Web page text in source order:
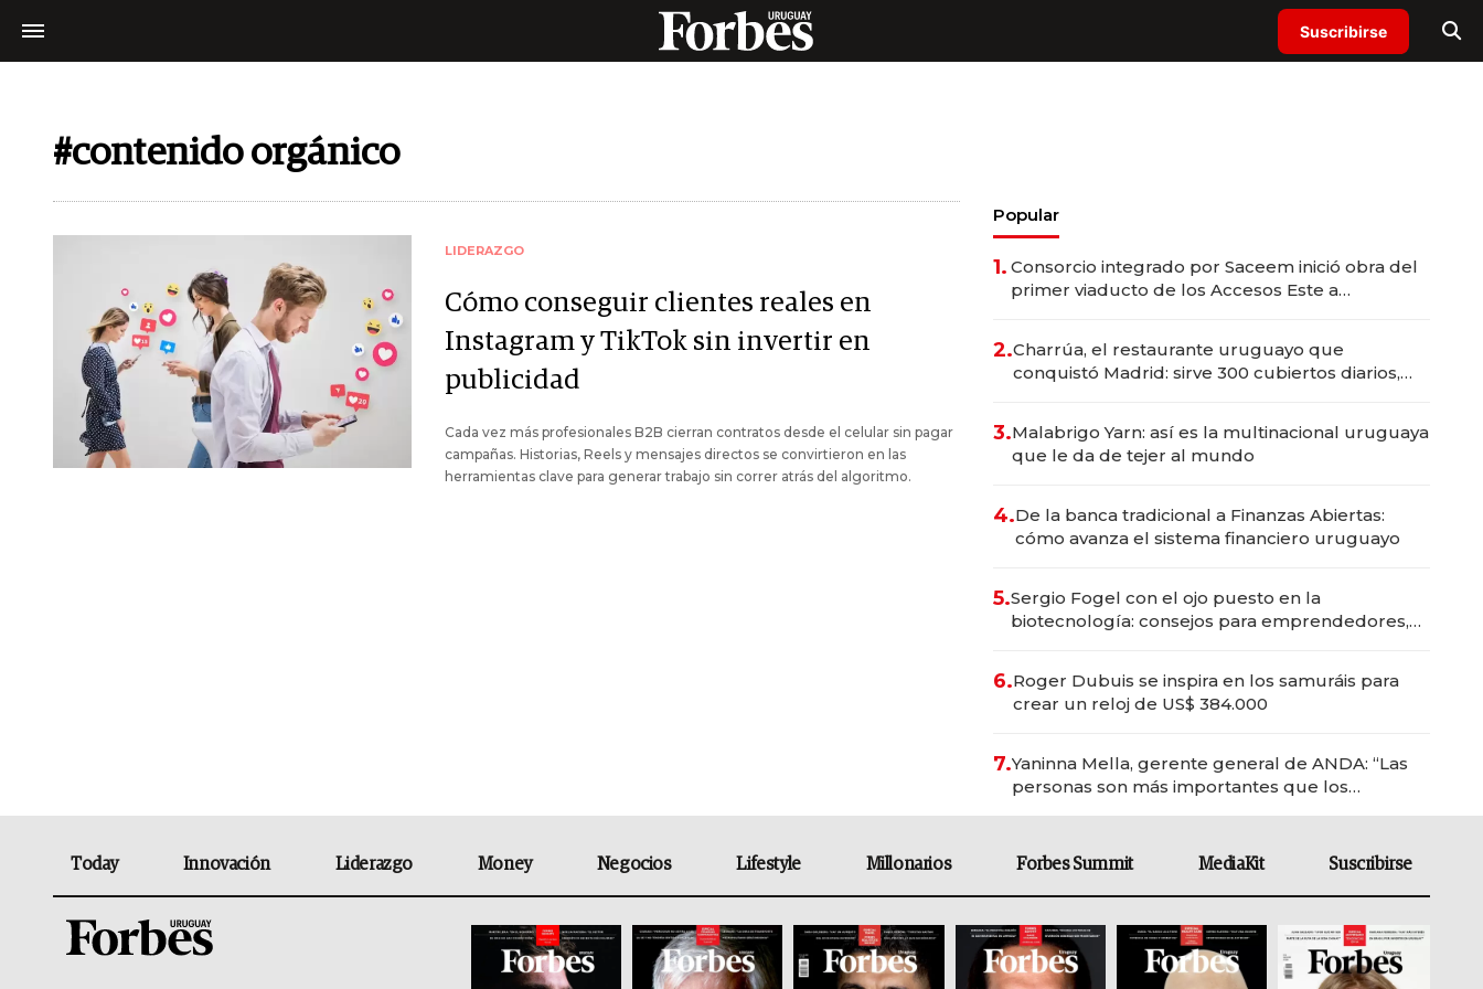
Suscribirse
#contenido orgánico
LIDERAZGO
Cómo conseguir clientes reales en
Instagram y TikTok sin invertir en
publicidad
Cada vez más profesionales B2B cierran contratos desde el celular sin pagar
campañas. Historias, Reels y mensajes directos se convirtieron en las
herramientas clave para generar trabajo sin correr atrás del algoritmo.
Popular
1. Consorcio integrado por Saceem inició obra del
primer viaducto de los Accesos Este a
2.Charrúa, el restaurante uruguayo que
conquistó Madrid: sirve 300 cubiertos diarios,
3.Malabrigo Yarn: así es la multinacional uruguaya
que le da de tejer al mundo
4.De la banca tradicional a Finanzas Abiertas:
cómo avanza el sistema financiero uruguayo
5.Sergio Fogel con el ojo puesto en la
biotecnología: consejos para emprendedores,
6.Roger Dubuis se inspira en los samuráis para
crear un reloj de US$ 384.000
7.Yaninna Mella, gerente general de ANDA: “Las
personas son más importantes que los
Today Innovación Liderazgo Money Negocios Lifestyle Millonarios Forbes Summit MediaKit Suscribirse